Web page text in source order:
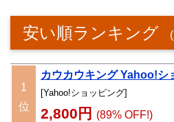
安い順ランキング
1
位
カウカウキング Yahoo!シ
[Yahoo!ショッピング]
2,800円 (89% OFF!)